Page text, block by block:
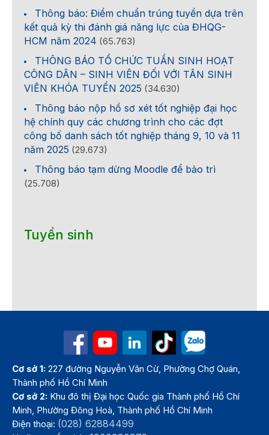
Thông báo: Điểm chuẩn trúng tuyển dựa trên
kết quả kỳ thi đánh giá năng lực của ĐHQG-
HCM năm 2024 (65.763)
THÔNG BÁO TỔ CHỨC TUẦN SINH HOẠT
CÔNG DÂN – SINH VIÊN ĐỐI VỚI TÂN SINH
VIÊN KHÓA TUYỂN 2025 (34.630)
Thông báo nộp hồ sơ xét tốt nghiệp đại học
hệ chính quy các chương trình cho các đợt
công bố danh sách tốt nghiệp tháng 9, 10 và 11
năm 2025 (29.673)
Thông báo tạm dừng Moodle để bảo trì
(25.708)
Tuyển sinh
Cơ sở 1: 227 đường Nguyễn Văn Cừ, Phường Chợ Quán,
Thành phố Hồ Chí Minh
Cơ sở 2: Khu đô thị Đại học Quốc gia Thành phố Hồ Chí
Minh, Phường Đông Hoà, Thành phố Hồ Chí Minh
Điện thoại: (028) 62884499